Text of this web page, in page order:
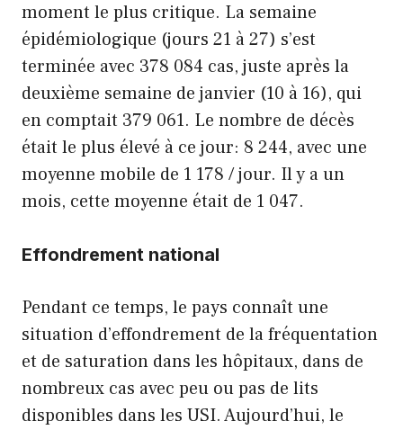
moment le plus critique. La semaine
épidémiologique (jours 21 à 27) s’est
terminée avec 378 084 cas, juste après la
deuxième semaine de janvier (10 à 16), qui
en comptait 379 061. Le nombre de décès
était le plus élevé à ce jour: 8 244, avec une
moyenne mobile de 1 178 / jour. Il y a un
mois, cette moyenne était de 1 047.
Effondrement national
Pendant ce temps, le pays connaît une
situation d’effondrement de la fréquentation
et de saturation dans les hôpitaux, dans de
nombreux cas avec peu ou pas de lits
disponibles dans les USI. Aujourd’hui, le